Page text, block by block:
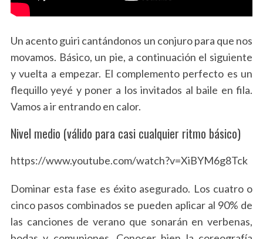
Un acento guiri cantándonos un conjuro para que nos
movamos. Básico, un pie, a continuación el siguiente
y vuelta a empezar. El complemento perfecto es un
flequillo yeyé y poner a los invitados al baile en fila.
Vamos a ir entrando en calor.
Nivel medio (válido para casi cualquier ritmo básico)
https://www.youtube.com/watch?v=XiBYM6g8Tck
Dominar esta fase es éxito asegurado. Los cuatro o
cinco pasos combinados se pueden aplicar al 90% de
las canciones de verano que sonarán en verbenas,